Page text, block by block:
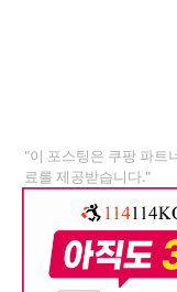
"이 포스팅은 쿠팡 파트
료를 제공받습니다."